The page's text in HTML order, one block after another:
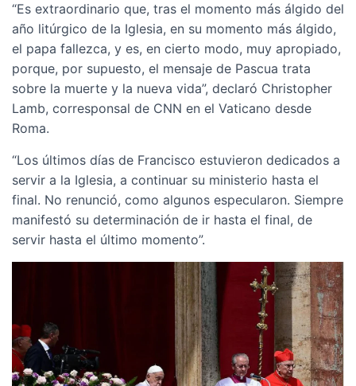
“Es extraordinario que, tras el momento más álgido del
año litúrgico de la Iglesia, en su momento más álgido,
el papa fallezca, y es, en cierto modo, muy apropiado,
porque, por supuesto, el mensaje de Pascua trata
sobre la muerte y la nueva vida”, declaró Christopher
Lamb, corresponsal de CNN en el Vaticano desde
Roma.
“Los últimos días de Francisco estuvieron dedicados a
servir a la Iglesia, a continuar su ministerio hasta el
final. No renunció, como algunos especularon. Siempre
manifestó su determinación de ir hasta el final, de
servir hasta el último momento”.